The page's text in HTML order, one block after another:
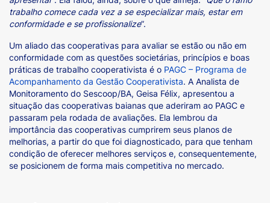
trabalho comece cada vez a se especializar mais, estar em
conformidade e se profissionalize”.
Um aliado das cooperativas para avaliar se estão ou não em
conformidade com as questões societárias, princípios e boas
práticas de trabalho cooperativista é o PAGC – Programa de
Acompanhamento da Gestão Cooperativista. A Analista de
Monitoramento do Sescoop/BA, Geisa Félix, apresentou a
situação das cooperativas baianas que aderiram ao PAGC e
passaram pela rodada de avaliações. Ela lembrou da
importância das cooperativas cumprirem seus planos de
melhorias, a partir do que foi diagnosticado, para que tenham
condição de oferecer melhores serviços e, consequentemente,
se posicionem de forma mais competitiva no mercado.